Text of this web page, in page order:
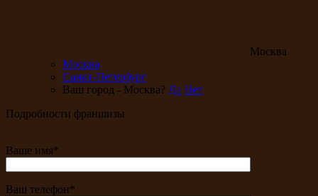
Москва
Москва
Санкт-Петербург
Ваш город - Москва? Да Нет
Подробности франшизы
Ваше имя*
Ваш телефон*